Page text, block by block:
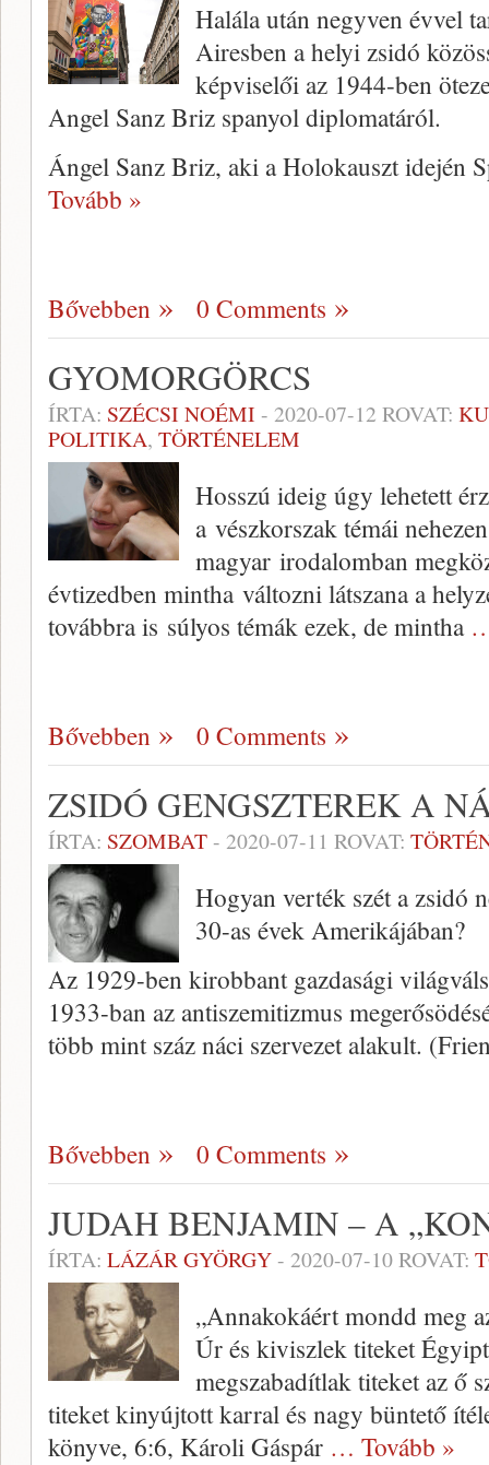
Halála után negyven évvel
Airesben a helyi zsidó
képviselői az 1944-ben
Angel Sanz Briz spanyol diplomatáról.
Ángel Sanz Briz, aki a Holokauszt idején
Tovább »
Bővebben 0 Comments
GYOMORGÖRCS
ÍRTA: SZÉCSI NOÉMI - 2020-07-12 ROVAT:
POLITIKA, TÖRTÉNELEM
Hosszú ideig úgy lehetett
a vészkorszak témái
magyar irodalomban
évtizedben mintha változni látszana a
továbbra is súlyos témák ezek, de mintha
Bővebben 0 Comments
ZSIDÓ GENGSZTEREK A
ÍRTA: SZOMBAT- 2020-07-11 ROVAT:
Hogyan verték szét a zsidó
30-as évek Amerikájában?
Az 1929-ben kirobbant gazdasági
1933-ban az antiszemitizmus
több mint száz náci szervezet alakult.
Bővebben 0 Comments
JUDAH BENJAMIN – A
ÍRTA: LÁZÁR GYÖRGY- 2020-07-10ROVAT:
„Annakokáért mondd meg
Úr és kiviszlek titeket
megszabadítlak titeket az ő
titeket kinyújtott karral és nagy büntető
könyve, 6:6, Károli Gáspár … Tovább »